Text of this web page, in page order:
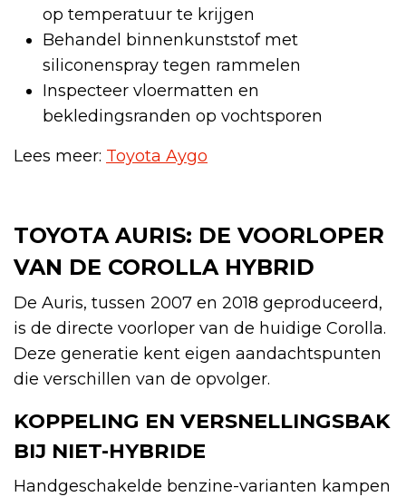
op temperatuur te krijgen
Behandel binnenkunststof met
siliconenspray tegen rammelen
Inspecteer vloermatten en
bekledingsranden op vochtsporen
Lees meer: Toyota Aygo
TOYOTA AURIS: DE VOORLOPER
VAN DE COROLLA HYBRID
De Auris, tussen 2007 en 2018 geproduceerd,
is de directe voorloper van de huidige Corolla.
Deze generatie kent eigen aandachtspunten
die verschillen van de opvolger.
KOPPELING EN VERSNELLINGSBAK
BIJ NIET-HYBRIDE
Handgeschakelde benzine-varianten kampen